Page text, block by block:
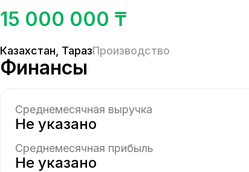
15 000 000 ₸
Казахстан ТаразПроизводство
Финансы
Среднемесячная выручка
Не указано
Среднемесячная прибыль
Не указано